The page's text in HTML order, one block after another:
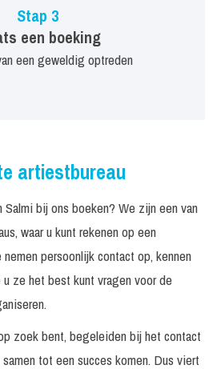
Stap 3
een boeking
een geweldig optreden
artiestbureau
Salmi bij ons boeken? We zijn een van
waar u kunt rekenen op een
persoonlijk contact op, kennen
ze het best kunt vragen voor de
zoek bent, begeleiden bij het contact
tot een succes komen. Dus viert